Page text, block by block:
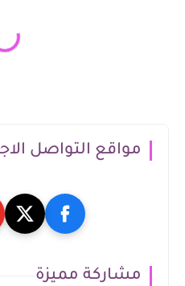
مواقع التواصل
مشاركة مميزة